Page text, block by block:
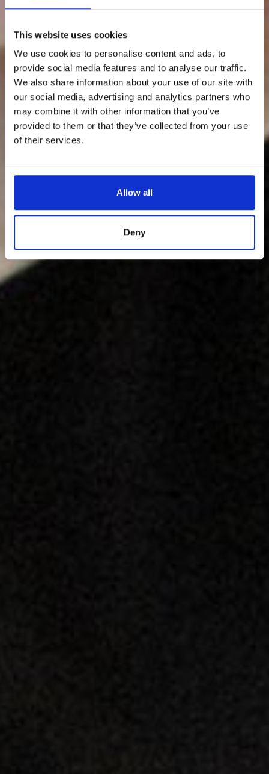
This website uses cookies
We use cookies to personalise content and ads, to
provide social media features and to analyse our traffic.
We also share information about your use of our site with
our social media, advertising and analytics partners who
may combine it with other information that you’ve
provided to them or that they’ve collected from your use
of their services.
Allow all
Deny